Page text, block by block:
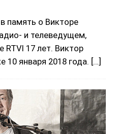
память о Викторе
и телеведущем,
RTVI 17 лет. Виктор
10 января 2018 года. […]